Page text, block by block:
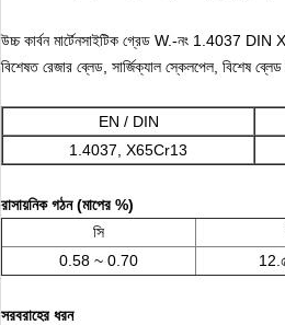
উচ্চ কার্বন মার্টেনসাইটিক গ্রেড W.-নং 1.4037
বিশেষত রেজার ব্লেড, সার্জিক্যাল স্কেলপেল, বিশেষ
EN / DIN
1.4037, X65Cr13
রাসায়নিক গঠন (মাপের %)
সি
0.58 ~ 0.70
সরবরাহের ধরন